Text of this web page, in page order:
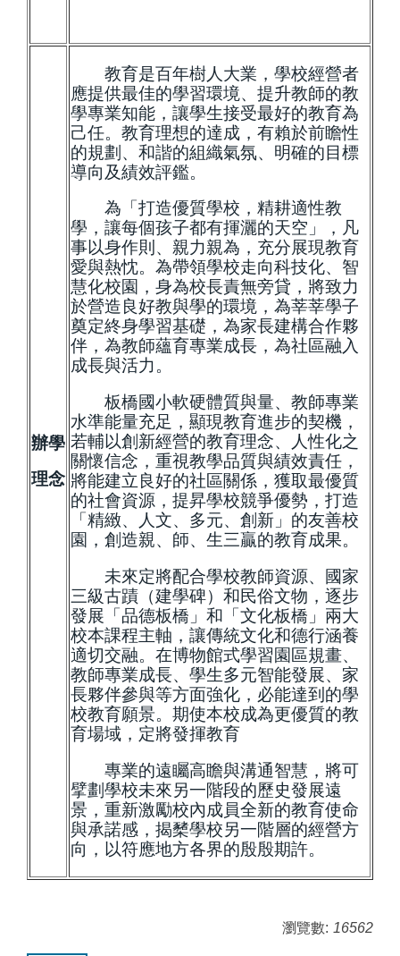
辦學
理念
教育是百年樹人大業，學校經營者
應提供最佳的學習環境、提升教師的教
學專業知能，讓學生接受最好的教育為
己任。教育理想的達成，有賴於前瞻性
的規劃、和諧的組織氣氛、明確的目標
導向及績效評鑑。
為「打造優質學校，精耕適性教
學，讓每個孩子都有揮灑的天空」，凡
事以身作則、親力親為，充分展現教育
愛與熱忱。為帶領學校走向科技化、智
慧化校園，身為校長責無旁貸，將致力
於營造良好教與學的環境，為莘莘學子
奠定終身學習基礎，為家長建構合作夥
伴，為教師蘊育專業成長，為社區融入
成長與活力。
板橋國小軟硬體質與量、教師專業
水準能量充足，顯現教育進步的契機，
若輔以創新經營的教育理念、人性化之
關懷信念，重視教學品質與績效責任，
將能建立良好的社區關係，獲取最優質
的社會資源，提昇學校競爭優勢，打造
「精緻、人文、多元、創新」的友善校
園，創造親、師、生三贏的教育成果。
未來定將配合學校教師資源、國家
三級古蹟（建學碑）和民俗文物，逐步
發展「品德板橋」和「文化板橋」兩大
校本課程主軸，讓傳統文化和德行涵養
適切交融。在博物館式學習園區規畫、
教師專業成長、學生多元智能發展、家
長夥伴參與等方面強化，必能達到的學
校教育願景。期使本校成為更優質的教
育場域，定將發揮教育
專業的遠矚高瞻與溝通智慧，將可
擘劃學校未來另一階段的歷史發展遠
景，重新激勵校內成員全新的教育使命
與承諾感，揭櫫學校另一階層的經營方
向，以符應地方各界的殷殷期許。
瀏覽數: 16562